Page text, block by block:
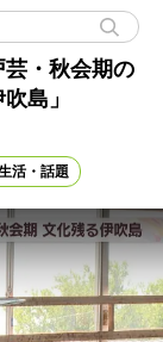
・秋会期の
島」
活・話題